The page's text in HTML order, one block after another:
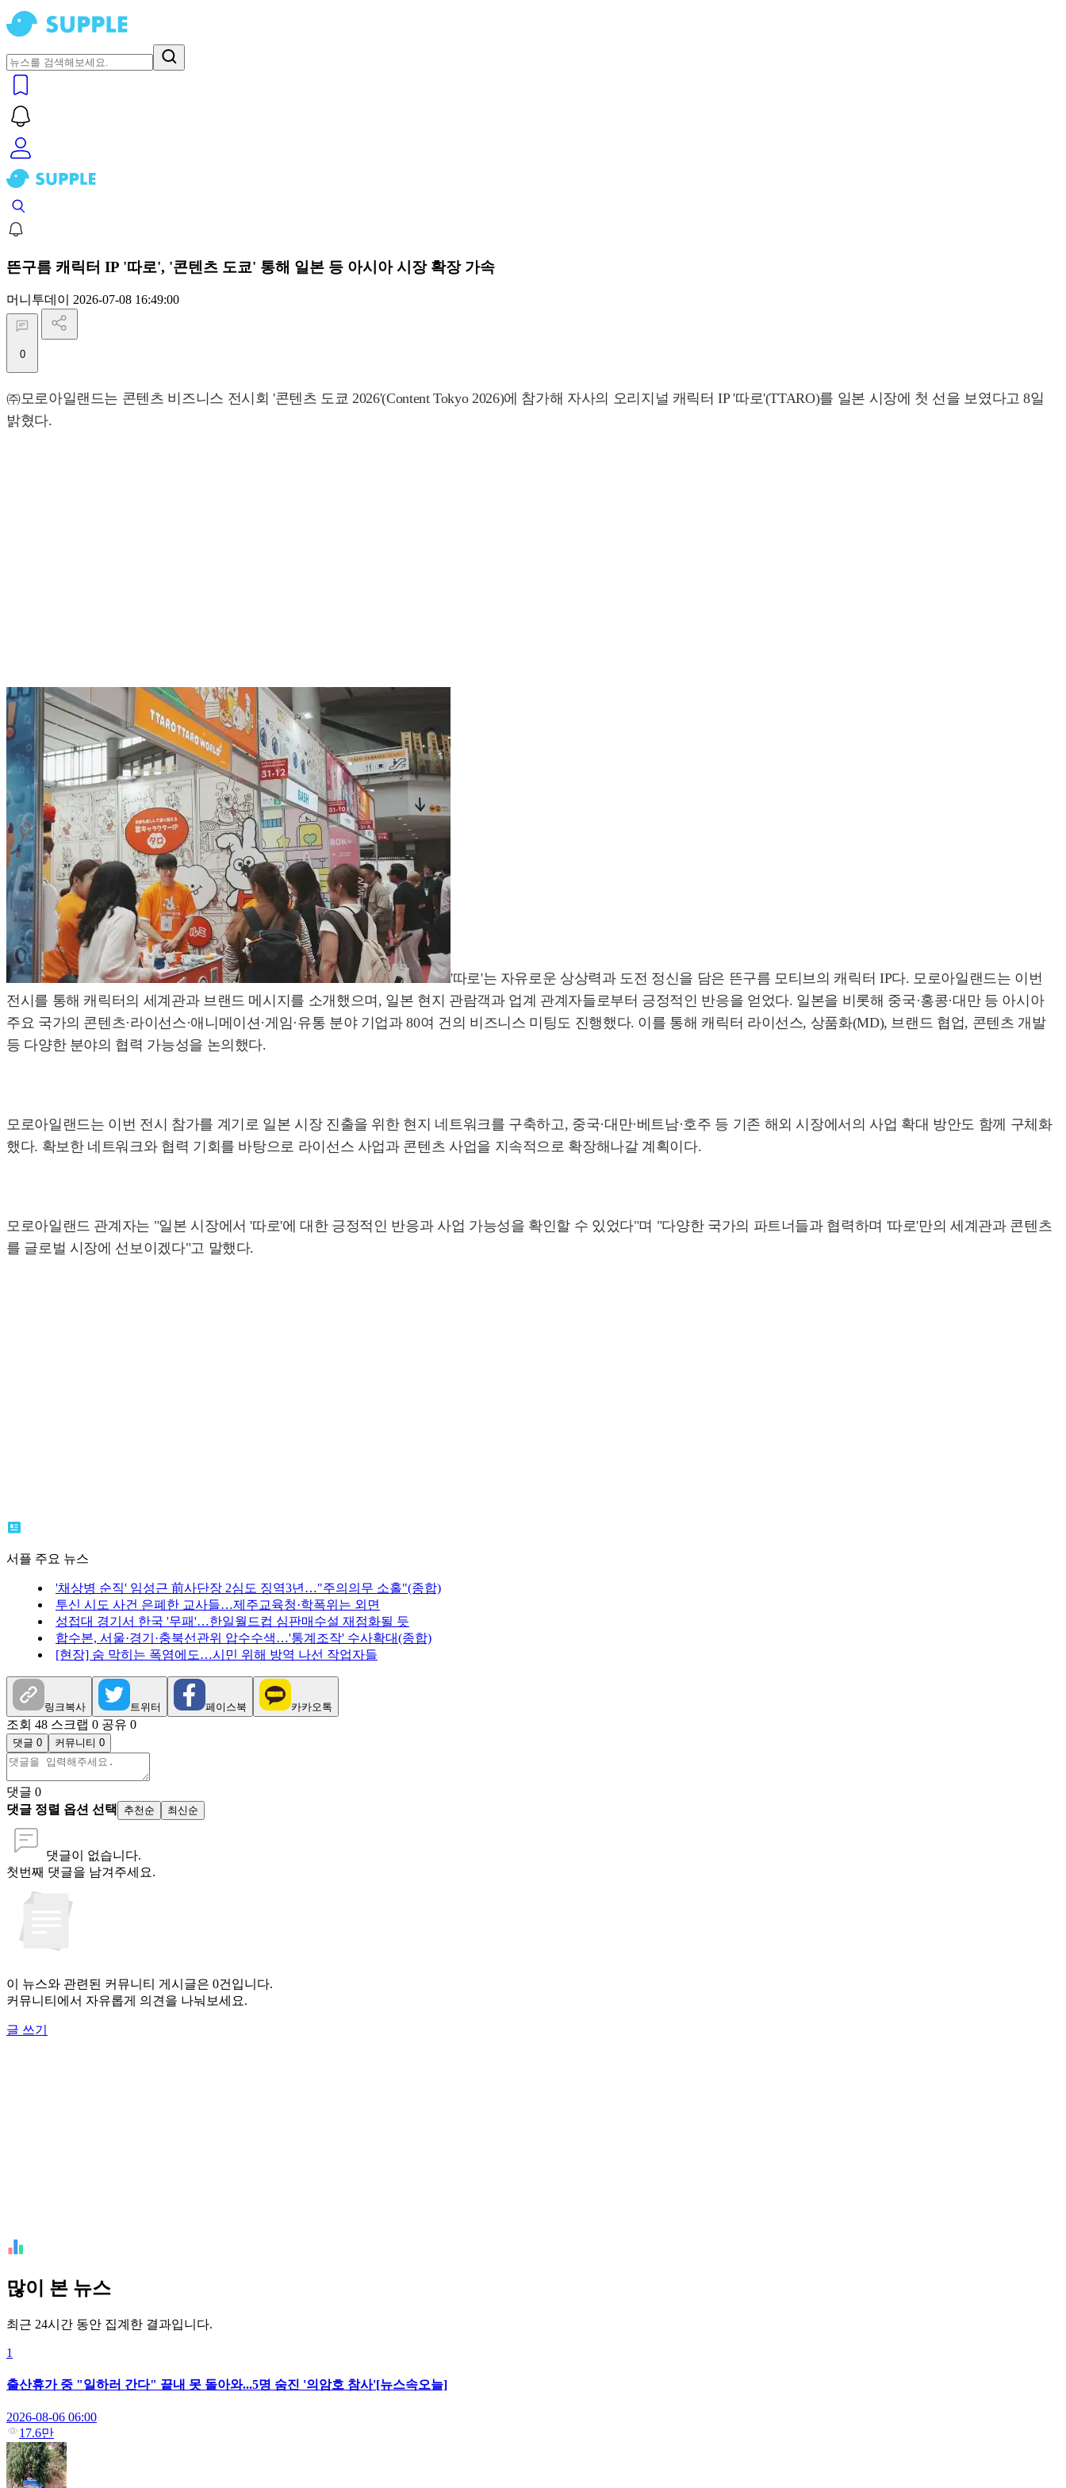
뜬구름 캐릭터 IP '따로', '콘텐츠 도쿄' 통해 일본 등 아시아 시장 확장 가속
머니투데이 2026-07-08 16:49:00
0
㈜모로아일랜드는 콘텐츠 비즈니스 전시회 '콘텐츠 도쿄 2026'(Content Tokyo 2026)에 참가해 자사의 오리지널 캐릭터 IP '따로'(TTARO)를 일본 시장에 첫 선을 보였다고 8일
밝혔다.
'따로'는 자유로운 상상력과 도전 정신을 담은 뜬구름 모티브의 캐릭터 IP다. 모로아일랜드는 이번
전시를 통해 캐릭터의 세계관과 브랜드 메시지를 소개했으며, 일본 현지 관람객과 업계 관계자들로부터 긍정적인 반응을 얻었다. 일본을 비롯해 중국·홍콩·대만 등 아시아
주요 국가의 콘텐츠·라이선스·애니메이션·게임·유통 분야 기업과 80여 건의 비즈니스 미팅도 진행했다. 이를 통해 캐릭터 라이선스, 상품화(MD), 브랜드 협업, 콘텐츠 개발
등 다양한 분야의 협력 가능성을 논의했다.
모로아일랜드는 이번 전시 참가를 계기로 일본 시장 진출을 위한 현지 네트워크를 구축하고, 중국·대만·베트남·호주 등 기존 해외 시장에서의 사업 확대 방안도 함께 구체화
했다. 확보한 네트워크와 협력 기회를 바탕으로 라이선스 사업과 콘텐츠 사업을 지속적으로 확장해나갈 계획이다.
모로아일랜드 관계자는 "일본 시장에서 '따로'에 대한 긍정적인 반응과 사업 가능성을 확인할 수 있었다"며 "다양한 국가의 파트너들과 협력하며 '따로'만의 세계관과 콘텐츠
를 글로벌 시장에 선보이겠다"고 말했다.
서플 주요 뉴스
'채상병 순직' 임성근 前사단장 2심도 징역3년…"주의의무 소홀"(종합)
투신 시도 사건 은폐한 교사들…제주교육청·학폭위는 외면
성접대 경기서 한국 '무패'…한일월드컵 심판매수설 재점화될 듯
합수본, 서울·경기·충북선관위 압수수색…'통계조작' 수사확대(종합)
[현장] 숨 막히는 폭염에도…시민 위해 방역 나선 작업자들
링크복사 트위터 페이스북 카카오톡
조회 48 스크랩 0 공유 0
댓글 0 커뮤니티 0
댓글 0
댓글 정렬 옵션 선택
추천순 최신순
댓글이 없습니다.
첫번째 댓글을 남겨주세요.
이 뉴스와 관련된 커뮤니티 게시글은 0건입니다.
커뮤니티에서 자유롭게 의견을 나눠보세요.
글 쓰기
많이 본 뉴스
최근 24시간 동안 집계한 결과입니다.
1
출산휴가 중 "일하러 간다" 끝내 못 돌아와...5명 숨진 '의암호 참사'[뉴스속오늘]
2026-08-06 06:00
17.6만